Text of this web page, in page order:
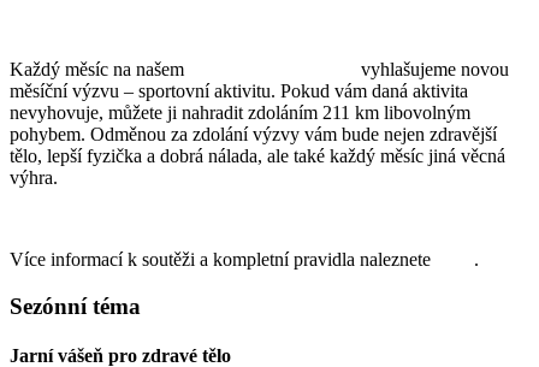
Každý měsíc na našem
vyhlašujeme novou
měsíční výzvu – sportovní aktivitu. Pokud vám daná aktivita
nevyhovuje, můžete ji nahradit zdoláním 211 km libovolným
pohybem. Odměnou za zdolání výzvy vám bude nejen zdravější
tělo, lepší fyzička a dobrá nálada, ale také každý měsíc jiná věcná
výhra.
Více informací k soutěži a kompletní pravidla naleznete .
Sezónní téma
Jarní vášeň pro zdravé tělo